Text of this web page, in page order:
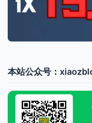
本站公众号：